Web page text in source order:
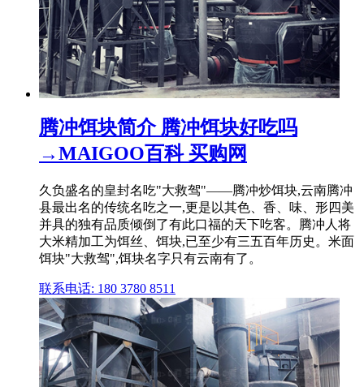
腾冲饵块简介 腾冲饵块好吃吗
→MAIGOO百科 买购网
久负盛名的皇封名吃"大救驾"——腾冲炒饵块,云南腾冲
县最出名的传统名吃之一,更是以其色、香、味、形四美
并具的独有品质倾倒了有此口福的天下吃客。腾冲人将
大米精加工为饵丝、饵块,已至少有三五百年历史。米面
饵块"大救驾",饵块名字只有云南有了。
联系电话: 180 3780 8511